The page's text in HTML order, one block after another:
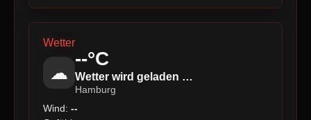
Wetter
☁
--°C
Wetter wird geladen …
Hamburg
Wind: --